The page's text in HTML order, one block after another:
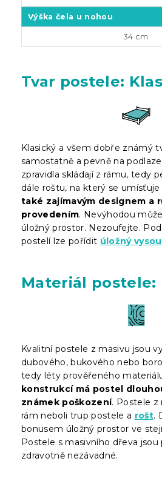
Výška čela u nohou
34 cm
Tvar postele:
Klasický a všem dobře známý
samostatně a pevně na
zpravidla skládají z rámu, tedy
dále roštu, na který se umísťuje
také zajímavým designem a
provedením. Nevýhodou
úložný prostor. Nezoufejte.
postelí lze pořídit úložný
Materiál postele:
Kvalitní postele z masivu jsou
dubového, bukového nebo
tedy léty prověřeného
konstrukcí má postel
známek poškození. Postele z
rám neboli trup postele a rošt.
bonusem úložný prostor ve
Postele s masivního dřeva jsou
zdravotně nezávadné.